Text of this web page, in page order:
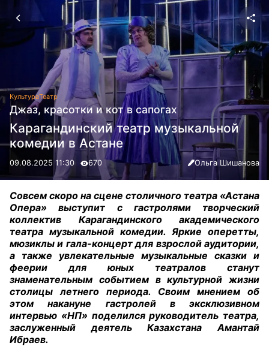
КультураТеатр
Джаз, красотки и кот в сапогах
Карагандинский театр музыкальной
комедии в Астане
09.08.2025 11:30 670 Ольга Шишанова
Совсем скоро на сцене столичного театра «Астана
Опера» выступит с гастролями творческий
коллектив Карагандинского академического
театра музыкальной комедии. Яркие оперетты,
мюзиклы и гала-концерт для взрослой аудитории,
а также увлекательные музыкальные сказки и
феерии для юных театралов станут
знаменательным событием в культурной жизни
столицы летнего периода. Своим мнением об
этом накануне гастролей в эксклюзивном
интервью «НП» поделился руководитель театра,
заслуженный деятель Казахстана Амантай
Ибраев.